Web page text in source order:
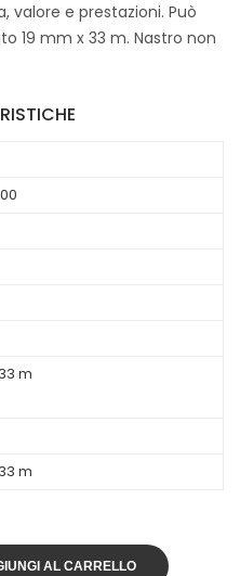
valore e prestazioni. Può
19 mm x 33 m. Nastro non
m
m
AL CARRELLO